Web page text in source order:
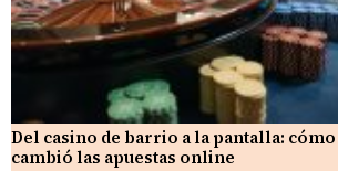
Del casino de barrio a la pantalla:
cambió las apuestas online